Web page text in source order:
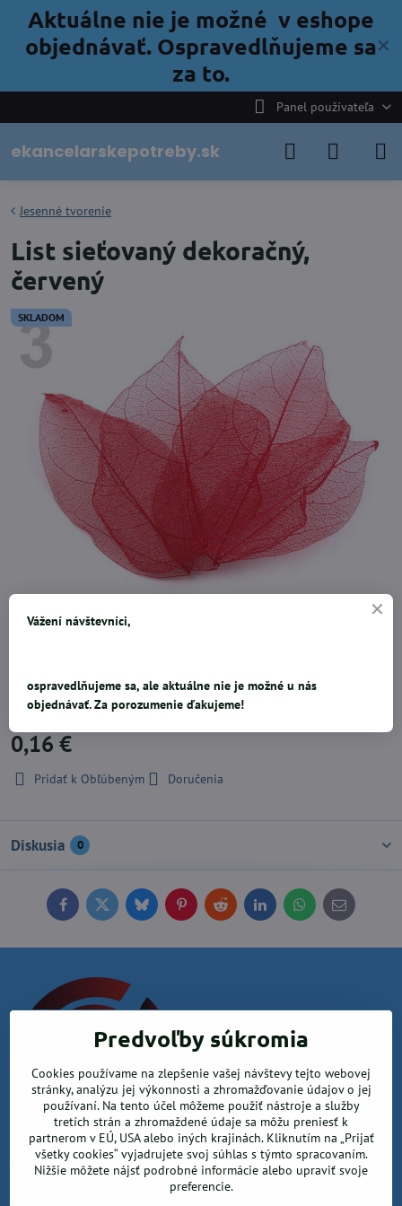
✕
Aktuálne nie je možné v eshope
objednávať. Ospravedlňujeme sa
za to.
Panel používateľa
ekancelarskepotreby.sk
SKLADOM
Jesenné tvorenie
List sieťovaný dekoračný,
červený
Listy sú špeciálnou technológiou upravované tak, aby vyniklo
2,5 - 3,5 cm, výška 4 - 8 cm. List pri styku s vodou farbí. Cena za 1ks.
0,16 €
Pridať k Obľúbeným Doručenia
Diskusia 0
FacebookTwitterBlueskyPinterestReddit LinkedInWhatsApp
E-
mail
Krea office, s.r.o.
Kancelárske potreby
Predvoľby súkromia
Cookies používame na zlepšenie vašej návštevy tejto webovej
stránky, analýzu jej výkonnosti a zhromažďovanie údajov o jej
používaní. Na tento účel môžeme použiť nástroje a služby
tretích strán a zhromaždené údaje sa môžu preniesť k
partnerom v EÚ, USA alebo iných krajinách. Kliknutím na „Prijať
všetky cookies“ vyjadrujete svoj súhlas s týmto spracovaním.
Nižšie môžete nájsť podrobné informácie alebo upraviť svoje
preferencie.
Vážení návštevníci,
ospravedlňujeme sa, ale aktuálne nie je možné u nás
objednávať. Za porozumenie ďakujeme!